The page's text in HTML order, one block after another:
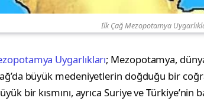
İlk Çağ Mezopotamya
Uygarlıkları; Mezopotamya,
büyük medeniyetlerin doğduğu bir
bir kısmını, ayrıca Suriye ve